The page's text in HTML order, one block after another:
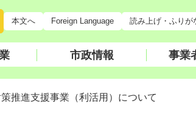
本文へ Foreign Language 読み上げ・ふりが
市政情報 事業
推進支援事業（利活用）について